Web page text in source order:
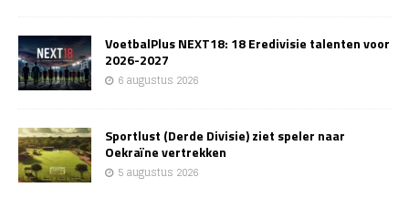
VoetbalPlus NEXT18: 18 Eredivisie talenten voor
2026-2027
6 augustus 2026
Sportlust (Derde Divisie) ziet speler naar
Oekraïne vertrekken
5 augustus 2026